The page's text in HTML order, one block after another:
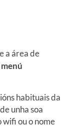
a área de
habituais da
unha soa
ou o nome